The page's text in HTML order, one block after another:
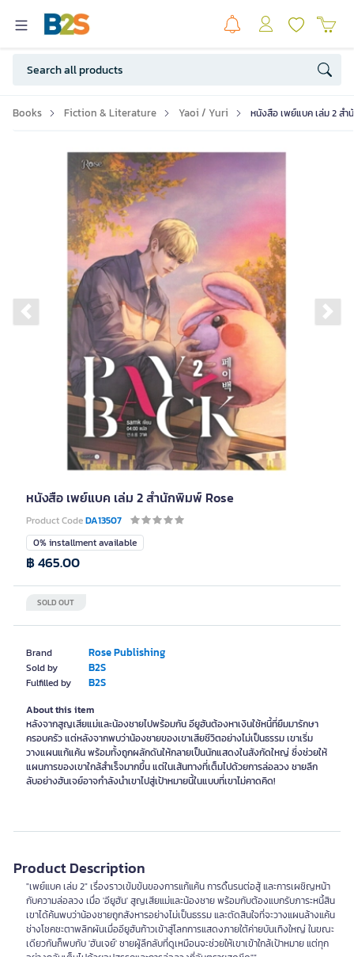
Books Fiction & Literature Yaoi / Yuri หนังสือ เพย์แบค เล่ม 2 ส
Previous slide
หนังสือ เพย์แบค เล่ม 2 สำนักพิมพ์ Rose
Product CodeDA13507
Brand Rose Publishing
Sold by B2S
Fulfilled by B2S
0% installment available
SOLD OUT
฿ 465.00
About this item
หลังจากสูญเสียแม่และน้องชายไปพร้อมกัน อียูฮันต้องหาเงินใช้หนี้ที่ยืมมารักษา
ครอบครัว แต่หลังจากพบว่าน้องชายของเขาเสียชีวิตอย่างไม่เป็นธรรม เขาเริ่ม
วางแผนแก้แค้น พร้อมทั้งถูกผลักดันให้กลายเป็นนักแสดงในสังกัดใหญ่ ซึ่งช่วยให้
แผนการของเขาใกล้สำเร็จมากขึ้น แต่ในเส้นทางที่เต็มไปด้วยการล่อลวง ชายลึก
ลับอย่างฮันเจย์อาจกำลังนำเขาไปสู่เป้าหมายนี้ในแบบที่เขาไม่คาดคิด!
Product Description
"เพย์แบค เล่ม 2" เรื่องราวเข้มข้นของการแก้แค้น การดิ้นรนต่อสู้ และการเผชิญหน้า
กับความล่อลวง เมื่อ 'อียูฮัน' สูญเสียแม่และน้องชาย พร้อมกับต้องแบกรับภาระหนี้สิน
เขาได้ค้นพบว่าน้องชายถูกสังหารอย่างไม่เป็นธรรม และตัดสินใจที่จะวางแผนล้างแค้น
ช่างโชคชะตาพลิกผันเมื่ออียูฮันก้าวเข้าสู่โลกการแสดงภายใต้ค่ายบันเทิงใหญ่ ในขณะ
เดียวกันก็พบกับ 'ฮันเจย์' ชายผู้ลึกลับที่ดูเหมือนจะช่วยให้เขาเข้าใกล้เป้าหมาย แต่ทุก